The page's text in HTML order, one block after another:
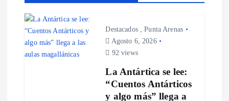
c
Destacados,Punta Arenas
Agosto 6, 2026
92 views
La Antártica se lee:
“Cuentos Antárticos
y algo más” llega a